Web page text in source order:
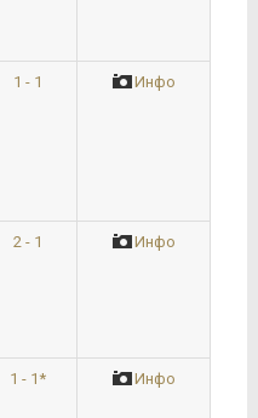
1 - 1 Инфо
2 - 1 Инфо
1 - 1* Инфо